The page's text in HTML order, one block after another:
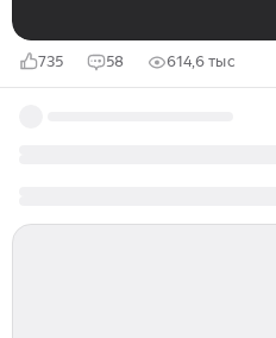
735 58 614,6 тыс